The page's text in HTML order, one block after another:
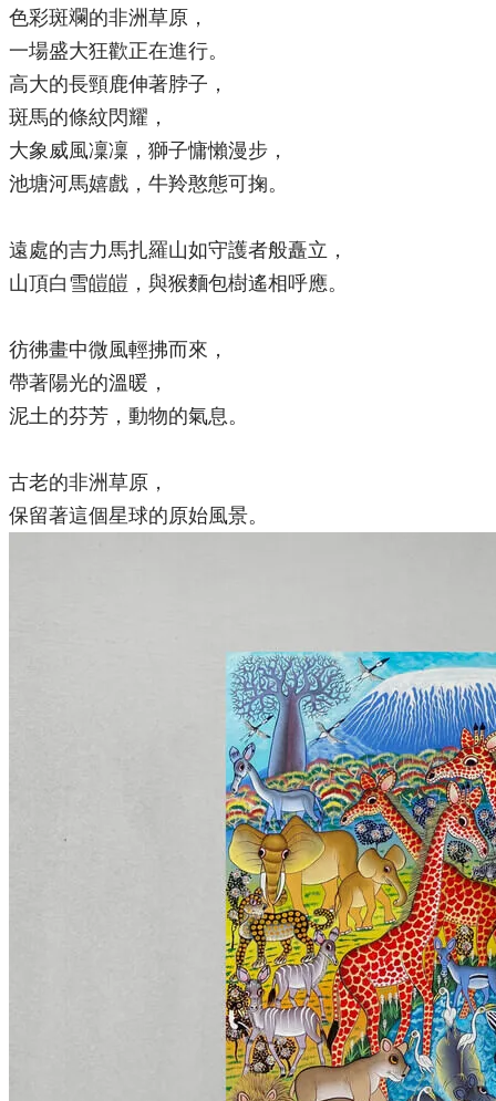
色彩斑斕的非洲草原，
一場盛大狂歡正在進行。
高大的長頸鹿伸著脖子，
斑馬的條紋閃耀，
大象威風凜凜，獅子慵懶漫步，
池塘河馬嬉戲，牛羚憨態可掬。
遠處的吉力馬扎羅山如守護者般矗立，
山頂白雪皚皚，與猴麵包樹遙相呼應。
彷彿畫中微風輕拂而來，
帶著陽光的溫暖，
泥土的芬芳，動物的氣息。
古老的非洲草原，
保留著這個星球的原始風景。